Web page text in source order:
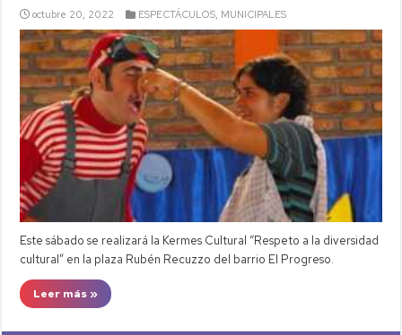
octubre 20, 2022 ESPECTÁCULOS, MUNICIPALES
Este sábado se realizará la Kermes Cultural “Respeto a la diversidad
cultural” en la plaza Rubén Recuzzo del barrio El Progreso.
Leer más »